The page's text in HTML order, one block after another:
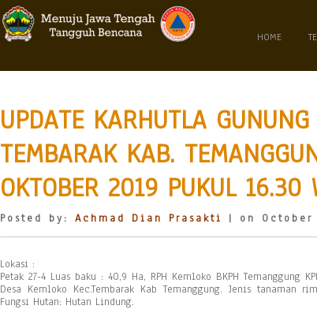
HOME
UPDATE KARHUTLA
TEMBARAK KAB.
OKTOBER 2019 PUKUL 16.30
Posted by: Achmad Dian Prasakti | on October
Lokasi :
Petak 27-4 Luas baku : 40,9 Ha, RPH Kemloko BKPH Temanggung
Desa Kemloko Kec.Tembarak Kab Temanggung. Jenis tanaman
Fungsi Hutan: Hutan Lindung.